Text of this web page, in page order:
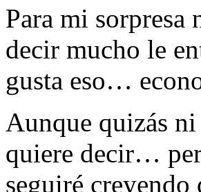
Para mi
decir mucho le
gusta eso…
Aunque quizás
quiere decir…
seguiré